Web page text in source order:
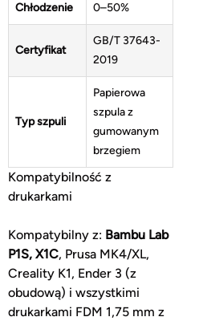
Chłodzenie 0–50%
Certyfikat
GB/T 37643-
2019
Typ szpuli
Papierowa
szpula z
gumowanym
brzegiem
Kompatybilność z
drukarkami
Kompatybilny z: Bambu Lab
P1S, X1C, Prusa MK4/XL,
Creality K1, Ender 3 (z
obudową) i wszystkimi
drukarkami FDM 1,75 mm z